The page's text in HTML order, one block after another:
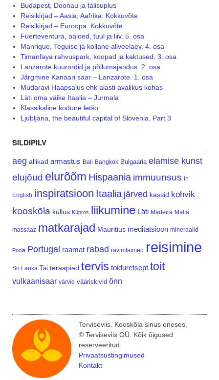
Budapest, Doonau ja talisuplus
Reisikirjad – Aasia, Aafrika. Kokkuvõte
Reisikirjad – Euroopa. Kokkuvõte
Fuerteventura, aaloed, tuul ja liiv. 5. osa
Manrique, Teguise ja kollane allveelaev. 4. osa
Timanfaya rahvuspark, koopad ja kaktused. 3. osa
Lanzarote kuurordid ja põllumajandus. 2. osa
Järgmine Kanaari saar – Lanzarote. 1. osa
Mudaravi Haapsalus ehk alasti avalikus kohas
Läti oma väike Itaalia – Jurmala
Klassikaline kodune letšo
Ljubljana, the beautiful capital of Slovenia. Part 3
SILDIPILV
aeg allikad armastus Bali Bangkok Bulgaaria elamise kunst
elujõud elurõõm Hispaania immuunsus in
English inspiratsioon Itaalia järved kassid kohvik
kooskõla küllus Küpros liikumine Läti Madeira Malta
massaaz matkarajad Mauritius meditatsioon mineraalid
Poola Portugal raamat rabad ravimtaimed reisimine
Sri Lanka Tai teraapiad tervis toiduretsept toit
vulkaanisaar värvid vääriskivid õnn
Terviseviis. Kooskõla sinus eneses.
© Terviseviis OÜ. Kõik õigused
reserveeritud.
Privaatsustingimused
Kontakt